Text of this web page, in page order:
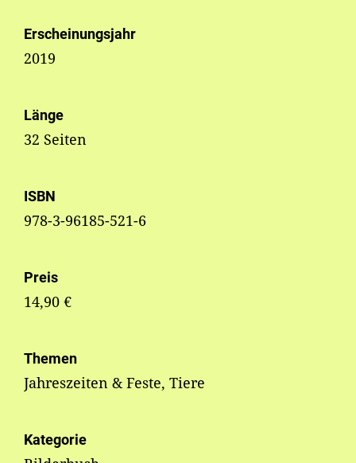
Erscheinungsjahr
2019
Länge
32 Seiten
ISBN
978-3-96185-521-6
Preis
14,90 €
Themen
Jahreszeiten & Feste, Tiere
Kategorie